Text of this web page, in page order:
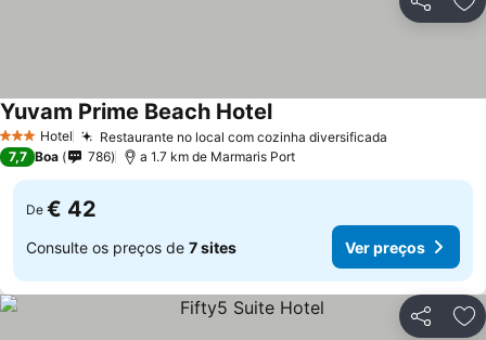
Partilhar
3 EstrelasHotel Restaurante no local com cozinha diversificada
Yuvam Prime Beach Hotel
7,7 Boa 786 a 1.7 km de Marmaris Port
De € 42
Consulte os preços de 7 sites Ver preços
Partilhar